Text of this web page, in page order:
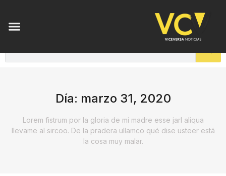
Día: marzo 31, 2020
Lorem fistrum por la gloria de mi madre esse jarl aliqua
llevame al sircoo. De la pradera ullamco qué dise usteer está
la cosa muy malar.